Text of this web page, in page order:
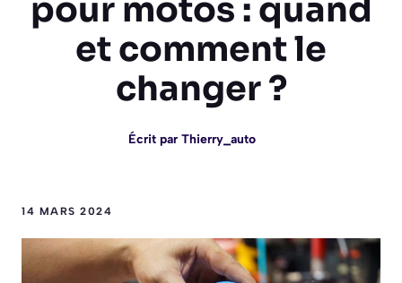
pour motos : quand
et comment le
changer ?
Écrit par Thierry_auto
14 MARS 2024